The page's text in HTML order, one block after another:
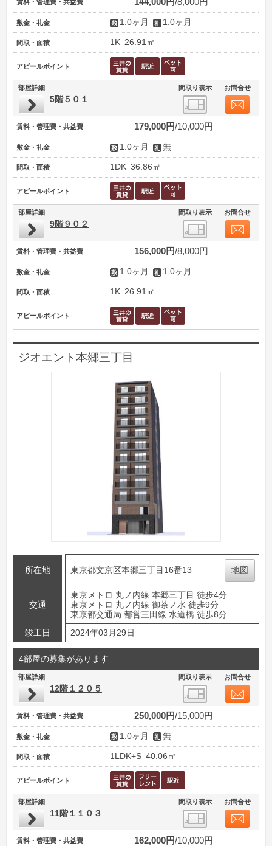
賃料・管理費・共益費 144,000円 8,000円
敷金・礼金 1.0ヶ月 1.0ヶ月
間取・面積 1K 26.91㎡
アピールポイント
部屋詳細 間取り表示 お問合せ
5階５０１
賃料・管理費・共益費 179,000円 10,000円
敷金・礼金 1.0ヶ月 無
間取・面積 1DK 36.86㎡
アピールポイント
部屋詳細 間取り表示 お問合せ
9階９０２
賃料・管理費・共益費 156,000円 8,000円
敷金・礼金 1.0ヶ月 1.0ヶ月
間取・面積 1K 26.91㎡
アピールポイント
ジオエント本郷三丁目
所在地 東京都文京区本郷三丁目16番13 地図
交通
東京メトロ 丸ノ内線 本郷三丁目 徒歩4分
東京メトロ 丸ノ内線 御茶ノ水 徒歩9分
東京都交通局 都営三田線 水道橋 徒歩8分
竣工日
2024年03月29日
4部屋の募集があります
部屋詳細 間取り表示 お問合せ
12階１２０５
賃料・管理費・共益費 250,000円 15,000円
敷金・礼金 1.0ヶ月 無
間取・面積 1LDK+S 40.06㎡
アピールポイント
部屋詳細 間取り表示 お問合せ
11階１１０３
賃料・管理費・共益費 162,000円 10,000円